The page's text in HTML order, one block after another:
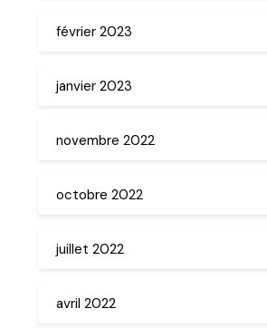
février 2023
janvier 2023
novembre 2022
octobre 2022
juillet 2022
avril 2022